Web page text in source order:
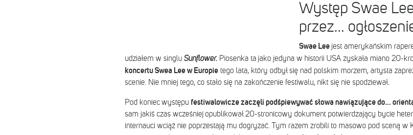
Występ Swae
przez...
Swae Lee jest amerykańskim
udziałem w singlu Sunflower. Piosenka ta jako jedyna w historii USA zyskała miano 20-
koncertu Swea Lee w Europietego lata, który odbył się nad polskim morzem, artysta
scenie. Nie mniej tego, co stało się na zakończenie festiwalu, nikt się nie spodziewał.
Pod koniec występu festiwalowicze zaczęli podśpiewywać słowa nawiązujące do...
sam jakiś czas wcześniej opublikował 20-stronicowy dokument potwierdzający bycie
internauci wciąż nie poprzestają mu dogryzać. Tym razem zrobili to masowo pod sceną w